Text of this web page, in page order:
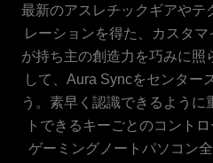
最新のアスレチックギアやテ
レーションを得た、カスタ
が持ち主の創造力を巧みに照
して、Aura Syncをセンター
う。素早く認識できるように
トできるキーごとのコント
ゲーミングノートパソコン